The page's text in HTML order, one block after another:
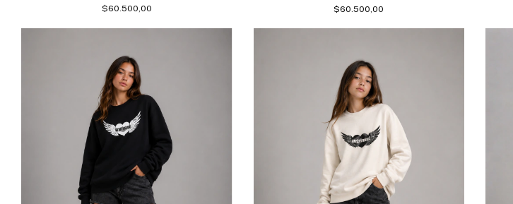
$60.500,00
$60.500,00